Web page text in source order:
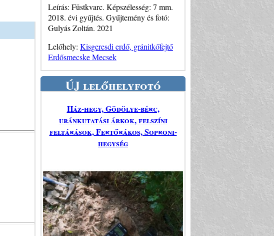
Leírás: Füstkvarc. Képszélesség: 7 mm.
2018. évi gyűjtés. Gyűjtemény és fotó:
Gulyás Zoltán. 2021
Lelőhely: Kisgeresdi erdő, gránitkőfejtő
Erdősmecske Mecsek
ÚJ lelőhelyfotó
Ház-hegy, Gödölye-bérc,
uránkutatási árkok, felszíni
feltárások, Fertőrákos, Soproni-
hegység